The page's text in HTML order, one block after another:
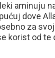
aminuju
dove
za
korist od te